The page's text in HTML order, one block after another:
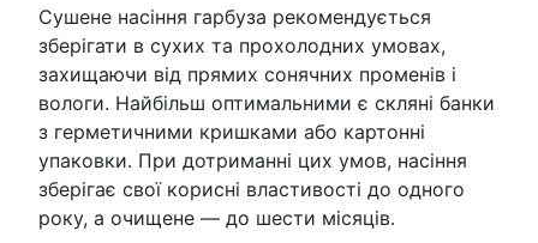
Сушене насіння гарбуза рекомендується
зберігати в сухих та прохолодних умовах,
захищаючи від прямих сонячних променів і
вологи. Найбільш оптимальними є скляні банки
з герметичними кришками або картонні
упаковки. При дотриманні цих умов, насіння
зберігає свої корисні властивості до одного
року, а очищене — до шести місяців.